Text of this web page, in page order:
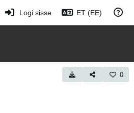
Logi sisse ET (EE)
0